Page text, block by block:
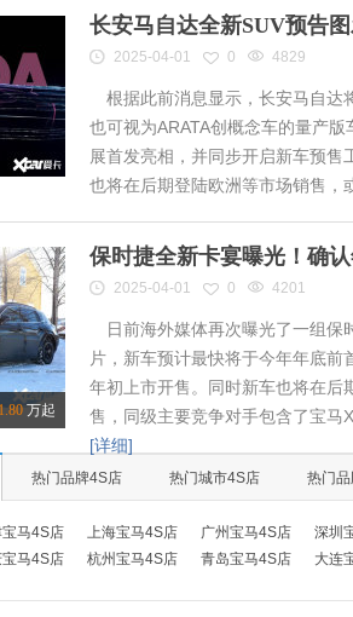
长安马自达全新SUV预告
2025-04-01 0 4829
根据此前消息显示，长安马自达
也可视为ARATA创概念车的量产
展首发亮相，并同步开启新车预售
也将在后期登陆欧洲等市场销售，
万起
保时捷全新卡宴曝光！确
2025-04-01 0 4201
日前海外媒体再次曝光了一组保
片，新车预计最快将于今年年底
年初上市开售。同时新车也将在后
售，同级主要竞争对手包含了宝马
[详细]
热门品牌4S店 热门城市4S店 热门
宝马4S店 上海宝马4S店 广州宝马4S店
深圳
马4S店 杭州宝马4S店 青岛宝马4S店 大连